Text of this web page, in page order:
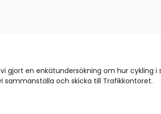
gjort en enkätundersökning om hur cykling
sammanställa och skicka till Trafikkontoret.